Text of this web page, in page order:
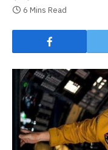
6 Mins Read